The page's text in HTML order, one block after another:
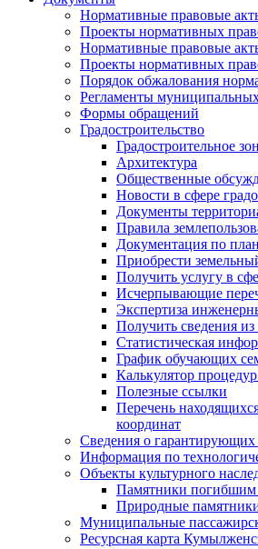
Нормативные правовые
Проекты нормативных
Нормативные правовые
Проекты нормативных
Порядок обжалования
Регламенты
Формы обращений
Градостроительство
Градостроительное
Архитектура
Общественные
Новости в сфере
Документы
Правила
Документация по
Приобрести
Получить услугу в
Исчерпывающие
Экспертиза
Получить сведения
Статистическая
График обучающих
Калькулятор
Полезные ссылки
Перечень
координат
Сведения о
Информация по
Объекты культурного
Памятники погибшим
Природные
Муниципальные
Ресурсная карта